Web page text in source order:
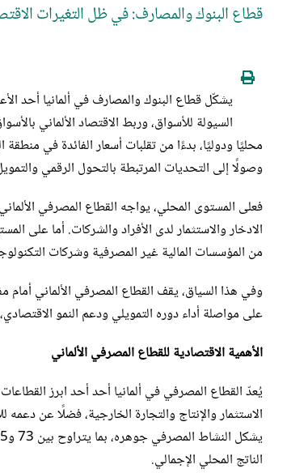
قطاع البنوك والمصارف: في ظل التغيرات
يشكّل قطاع البنوك والمصارف في ألمانيا أحد
السيولة للأسواق، وربط الاقتصاد الألماني
محليًا ودوليًا، بدءًا من تقلبات أسعار الفائدة في
وصولًا إلى التحديات المرتبطة بالتحول الرقمي
فعلى المستوى المحلي، يواجه القطاع المصرفي
الادخار والاستثمار لدى الأفراد والشركات. أما على
من المؤسسات المالية غير المصرفية وشركات
وفي هذا السياق، يقف القطاع المصرفي الألماني أمام
على مواصلة أداء دوره التمويلي ودعم النمو
الأهمية الاقتصادية للقطاع المصرفي الألماني
يُعدّ القطاع المصرفي في ألمانيا أحد أحد ابرز
الناتج المحلي الإجمالي.